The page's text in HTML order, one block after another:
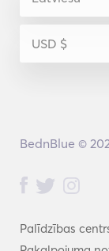
Palīdzības
BednBlue ©